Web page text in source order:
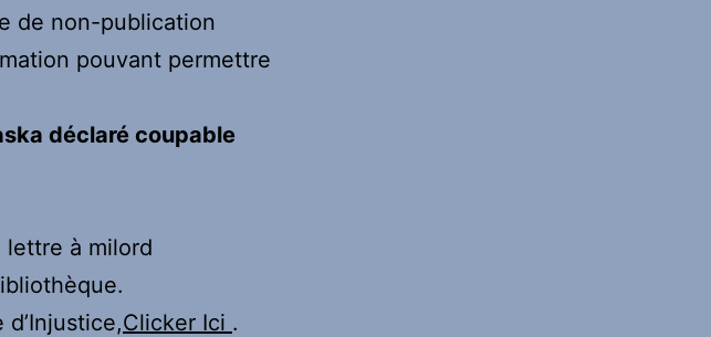
de non-publication
pouvant permettre
déclaré coupable
lettre à milord
Clicker Ici .